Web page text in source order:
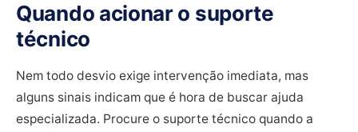
Quando acionar o suporte
técnico
Nem todo desvio exige intervenção imediata, mas
alguns sinais indicam que é hora de buscar ajuda
especializada. Procure o suporte técnico quando a